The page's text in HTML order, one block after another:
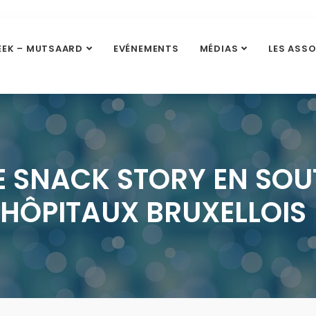
– MUTSAARD EVÉNEMENTS MÉDIAS LES
SNACK STORY EN
HÔPITAUX BRUXELLOIS